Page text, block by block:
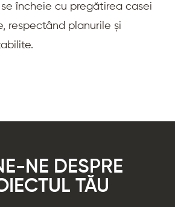
încheie cu pregătirea casei
respectând planurile și
NE DESPRE
TĂU